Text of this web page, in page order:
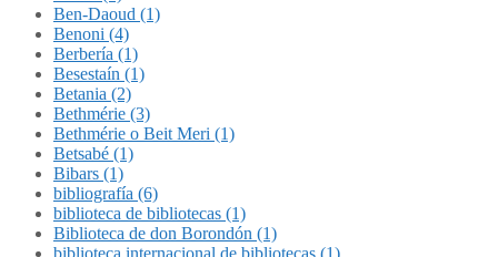
Ben-Daoud (1)
Benoni (4)
Berbería (1)
Besestaín (1)
Betania (2)
Bethmérie (3)
Bethmérie o Beit Meri (1)
Betsabé (1)
Bibars (1)
bibliografía (6)
biblioteca de bibliotecas (1)
Biblioteca de don Borondón (1)
biblioteca internacional de bibliotecas (1)